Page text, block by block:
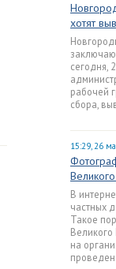
хотят
сегодня,
рабочей
сбора,
15:29, 26
В
частных
Такое
Великого
на